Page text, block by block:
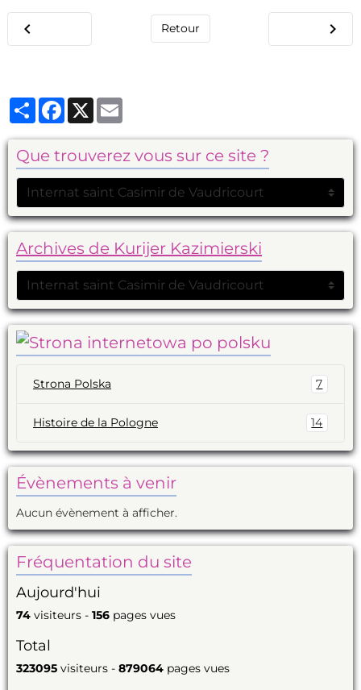
Retour
PartagerFacebook
X
Que trouverez vous sur ce site ?
Archives de Kurijer Kazimierski
Strona Polska 7
Histoire de la Pologne 14
Évènements à venir
Aucun évènement à afficher.
Fréquentation du site
Aujourd'hui
74 visiteurs - 156 pages vues
Total
323095 visiteurs - 879064 pages vues